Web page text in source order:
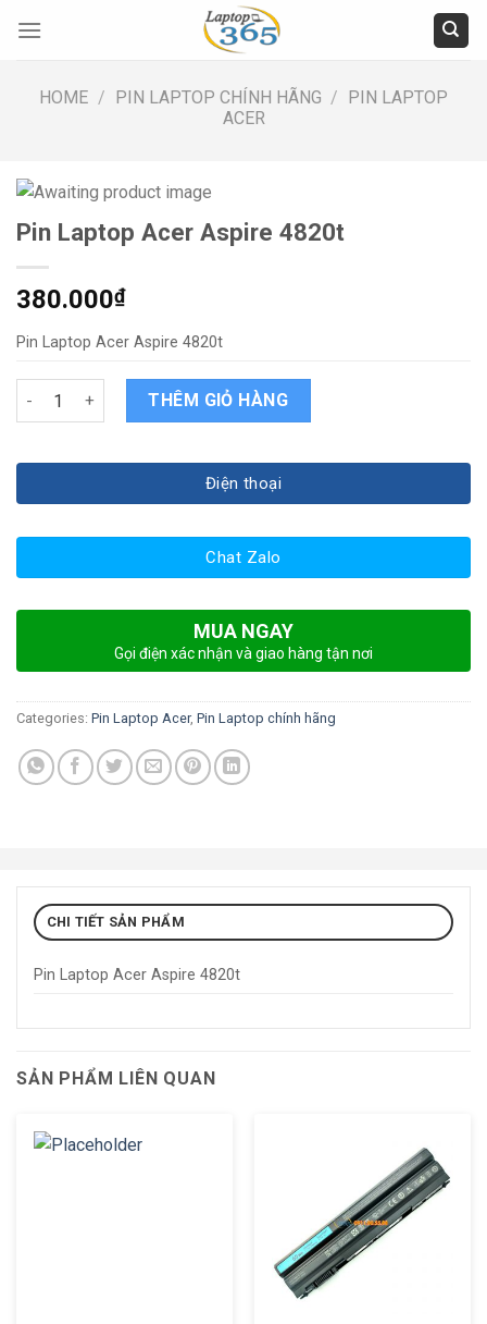
HOME / PIN LAPTOP CHÍNH HÃNG / PIN LAPTOP
ACER
Pin Laptop Acer Aspire 4820t
380.000₫
Pin Laptop Acer Aspire 4820t
Pin Laptop Acer Aspire 4820t quantity
THÊM GIỎ HÀNG
Điện thoại
Chat Zalo
MUA NGAY
Gọi điện xác nhận và giao hàng tận nơi
Categories: Pin Laptop Acer, Pin Laptop chính hãng
CHI TIẾT SẢN PHẨM
Pin Laptop Acer Aspire 4820t
SẢN PHẨM LIÊN QUAN